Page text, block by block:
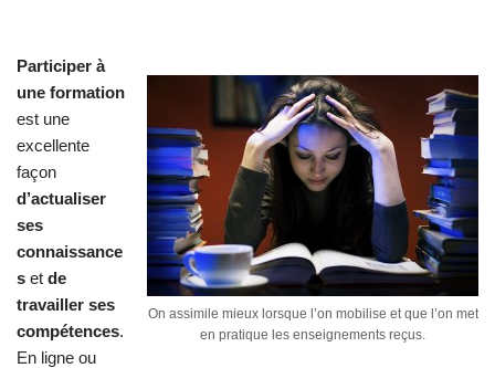
On assimile mieux lorsque l’on mobilise et que l’on met
en pratique les enseignements reçus.
Participer à
une formation
est une
excellente
façon
d’actualiser
ses
connaissance
s et de
travailler ses
compétences.
En ligne ou